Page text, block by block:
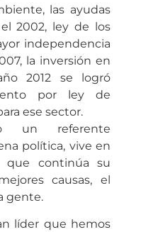
las ayudas
2002, ley de los
independencia
la inversión en
2012 se logró
por ley de
ese sector.
un referente
política, vive en
que continúa su
causas, el
gente.
líder que hemos